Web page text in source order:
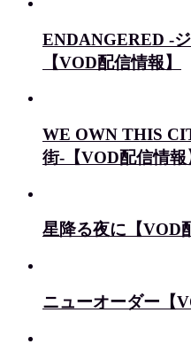
ENDANGERED -
【VOD配信情報】
WE OWN THIS
街-【VOD配信情報
星降る夜に【VOD
ニューオーダー【